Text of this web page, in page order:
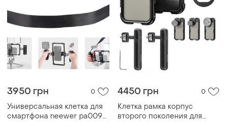
3950 грн 0
Универсальная клетка для
смартфона neewer pa009s
4450 грн 0
Клетка рамка корпус
второго поколения для